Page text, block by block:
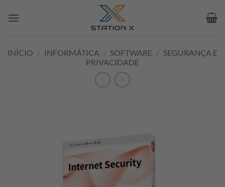
INÍCIO / INFORMÁTICA / SOFTWARE / SEGURANÇA E
PRIVACIDADE